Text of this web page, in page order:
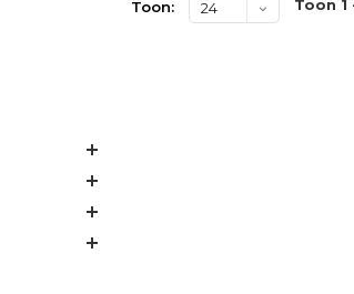
Toon: 24 Toon 1